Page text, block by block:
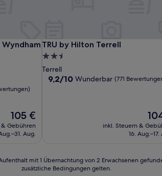
WyndhamTerrell
Der
Preis
beträgt
105 €
Gebühren
Aug.
TRU by Hilton Terrell
TRU by Hilton Terrell
2.5-
Sterne-
Unterkunft
Terrell
9.2
9,2/10 Wunderbar (771
Der
Preis
inkl. Steuern &
16. Aug.–17.
mit 1 Übernachtung von 2 Erwachsenen
zusätzliche Bedingungen gelten.